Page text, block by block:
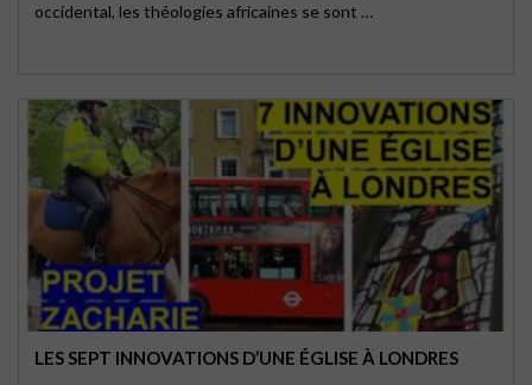
occidental, les théologies africaines se sont …
LES SEPT INNOVATIONS D’UNE ÉGLISE À LONDRES